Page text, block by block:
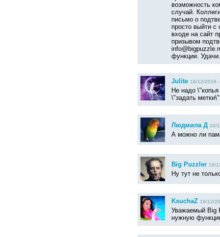
возможность
случай.
письмо о
просто выйти с
входе на сайт
призывом
функции. Удачи.
Julite 16/12/2016
Не надо
\"задать
Людмила Д 16/
А можно ли
Big Puzzler 16/
Ну тут не
KsuchaZ 16/12/
Уважаемый Big
нужную